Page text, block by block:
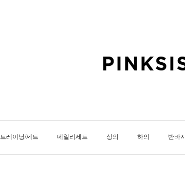
트레이닝/세트 데일리세트 상의 하의 반바지